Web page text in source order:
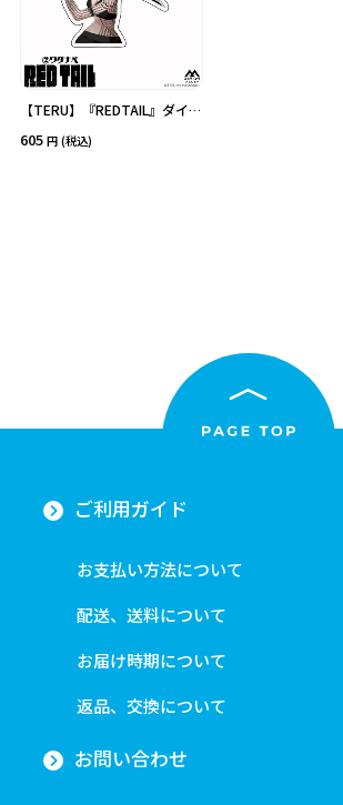
【TERU】『REDTAIL』ダイカ
605 (税込)
ご利用ガイド
お支払い方法について
配送、送料について
お届け時期について
返品、交換について
お問い合わせ
クリア